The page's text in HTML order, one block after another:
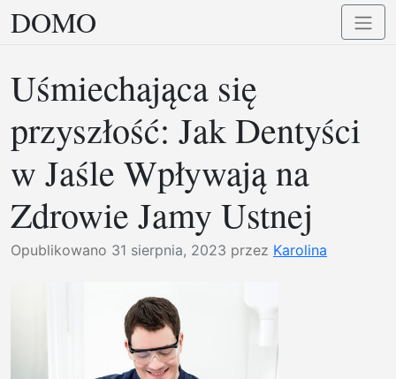
Przejdź
do
DOMO
Uśmiechająca się
przyszłość: Jak Dentyści
w Jaśle Wpływają na
Zdrowie Jamy Ustnej
Opublikowano 31 sierpnia, 2023 przez Karolina